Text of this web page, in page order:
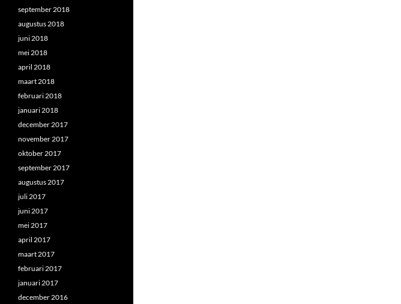
september 2018
augustus 2018
juni 2018
mei 2018
april 2018
maart 2018
februari 2018
januari 2018
december 2017
november 2017
oktober 2017
september 2017
augustus 2017
juli 2017
juni 2017
mei 2017
april 2017
maart 2017
februari 2017
januari 2017
december 2016